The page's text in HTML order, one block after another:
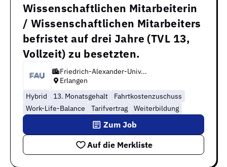
Wissenschaftlichen Mitarbeiterin
/ Wissenschaftlichen Mitarbeiters
befristet auf drei Jahre (TVL 13,
Vollzeit) zu besetzten.
Friedrich-Alexander-Univ...
Erlangen
Hybrid
13. Monatsgehalt
Fahrtkostenzuschuss
Work-Life-Balance
Tarifvertrag Weiterbildung
Auf die Merkliste
Zum Job